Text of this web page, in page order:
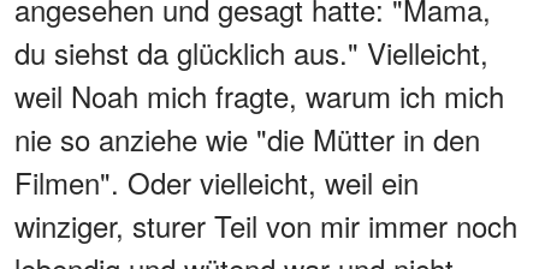
angesehen und gesagt hatte: "Mama,
du siehst da glücklich aus." Vielleicht,
weil Noah mich fragte, warum ich mich
nie so anziehe wie "die Mütter in den
Filmen". Oder vielleicht, weil ein
winziger, sturer Teil von mir immer noch